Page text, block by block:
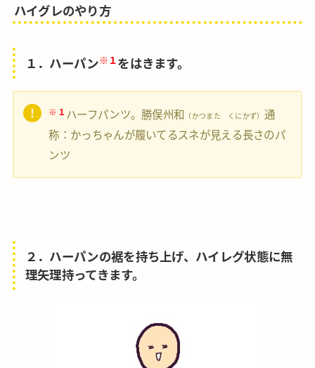
ハイグレのやり方
１．ハーパン※１をはきます。
※１ ハーフパンツ。勝俣州和 （かつまた くにかず） 通
称：かっちゃんが履いてるスネが見える長さのパ
ンツ
２．ハーパンの裾を持ち上げ、ハイレグ状態に無
理矢理持ってきます。